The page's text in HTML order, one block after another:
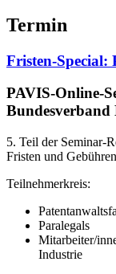
Termin
Fristen-Special:
PAVIS-Online-
Bundesverband
5. Teil der Seminar-
Fristen und
Teilnehmerkreis:
Paralegals
Mitarbeiter/
Industrie